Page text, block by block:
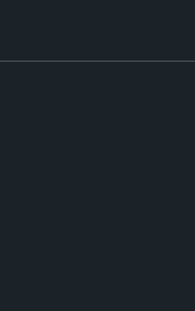
Les Masters de